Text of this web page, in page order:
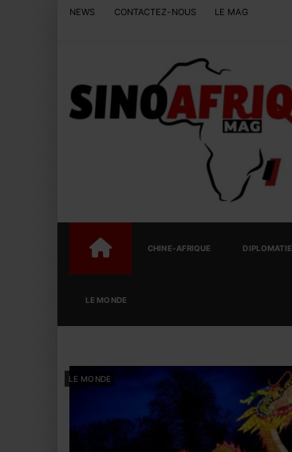
NEWS CONTACTEZ-NOUS LE MAG
CHINE-AFRIQUE DIPLOMATIE
LE MONDE
LE MONDE